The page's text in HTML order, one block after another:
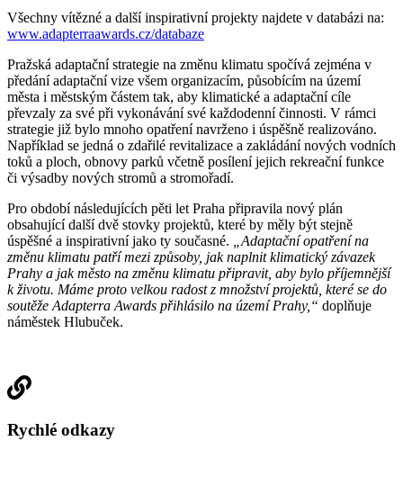
Všechny vítězné a další inspirativní projekty najdete v databázi na:
www.adapterraawards.cz/databaze
Pražská adaptační strategie na změnu klimatu spočívá zejména v
předání adaptační vize všem organizacím, působícím na území
města i městským částem tak, aby klimatické a adaptační cíle
převzaly za své při vykonávání své každodenní činnosti. V rámci
strategie již bylo mnoho opatření navrženo i úspěšně realizováno.
Například se jedná o zdařilé revitalizace a zakládání nových vodních
toků a ploch, obnovy parků včetně posílení jejich rekreační funkce
či výsadby nových stromů a stromořadí.
Pro období následujících pěti let Praha připravila nový plán
obsahující další dvě stovky projektů, které by měly být stejně
úspěšné a inspirativní jako ty současné. „Adaptační opatření na
změnu klimatu patří mezi způsoby, jak naplnit klimatický závazek
Prahy a jak město na změnu klimatu připravit, aby bylo příjemnější
k životu. Máme proto velkou radost z množství projektů, které se do
soutěže Adapterra Awards přihlásilo na území Prahy,“ doplňuje
náměstek Hlubuček.
Rychlé odkazy